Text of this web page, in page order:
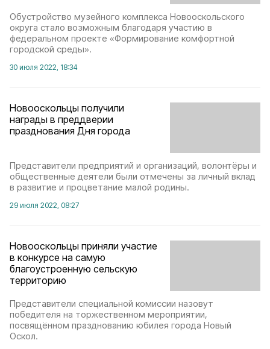
Обустройство музейного комплекса Новооскольского
округа стало возможным благодаря участию в
федеральном проекте «Формирование комфортной
городской среды».
30 июля 2022, 18:34
Новооскольцы получили
награды в преддверии
празднования Дня города
Представители предприятий и организаций, волонтёры и
общественные деятели были отмечены за личный вклад
в развитие и процветание малой родины.
29 июля 2022, 08:27
Новооскольцы приняли участие
в конкурсе на самую
благоустроенную сельскую
территорию
Представители специальной комиссии назовут
победителя на торжественном мероприятии,
посвящённом празднованию юбилея города Новый
Оскол.